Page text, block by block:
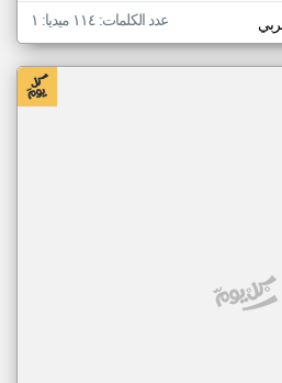
عدد الكلمات: ١١٤ ميديا: ١